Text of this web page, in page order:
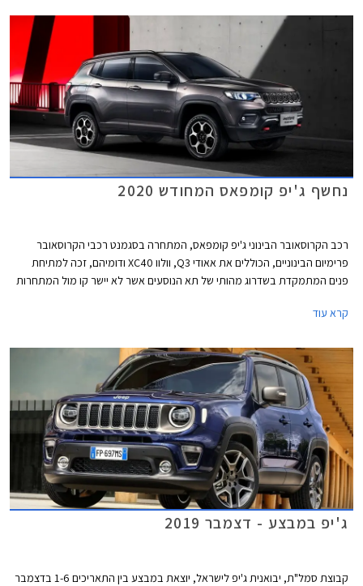
נחשף ג'יפ קומפאס המחודש 2020
רכב הקרוסאובר הבינוני ג'יפ קומפאס, המתחרה בסגמנט רכבי הקרוסאובר
פרימיום הבינוניים, הכוללים את אאודי Q3, וולוו XC40 ודומיהם, זכה למתיחת
פנים המתמקדת בשדרוג מהותי של תא הנוסעים אשר לא יישר קו מול המתחרות
קרא עוד
ג'יפ במבצע - דצמבר 2019
קבוצת סמל"ת, יבואנית ג'יפ לישראל, יוצאת במבצע בין התאריכים 1-6 בדצמבר